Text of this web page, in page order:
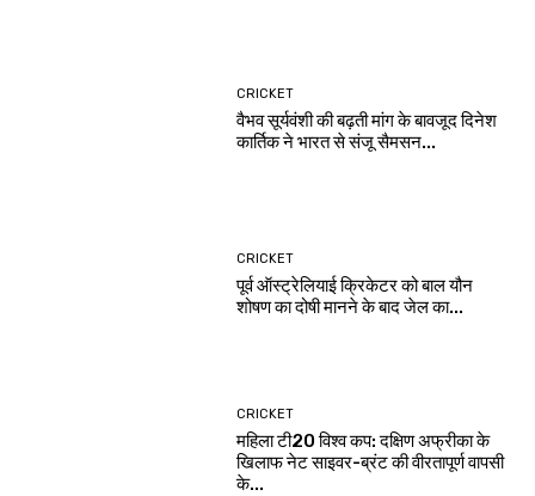
CRICKET
वैभव सूर्यवंशी की बढ़ती मांग के बावजूद दिनेश
कार्तिक ने भारत से संजू सैमसन...
CRICKET
पूर्व ऑस्ट्रेलियाई क्रिकेटर को बाल यौन
शोषण का दोषी मानने के बाद जेल का...
CRICKET
महिला टी20 विश्व कप: दक्षिण अफ्रीका के
खिलाफ नेट साइवर-ब्रंट की वीरतापूर्ण वापसी
के...